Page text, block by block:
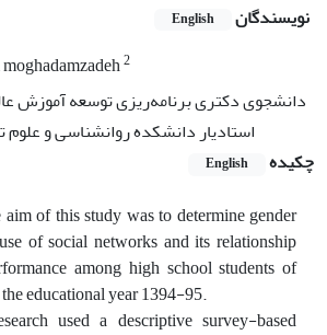
نویسندگان English
2
دانشجوی دکتری برنامه‌ریزی توسعه آموزش
استادیار دانشکده روانشناسی و علوم
چکیده
English
of this study was to determine gender
of social networks and its relationship
among high school students of
educational year 1394-95.
used a descriptive survey-based